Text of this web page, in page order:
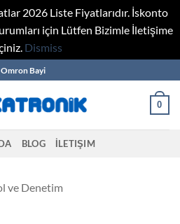
2026 Liste Fiyatlarıdır. İskonto
için Lütfen Bizimle İletişime
Dismiss
Omron Bayi
0
BLOG İLETIŞIM
ve Denetim